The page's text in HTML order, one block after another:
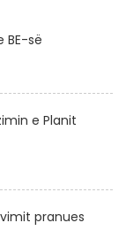
BE-së
e Planit
pranues